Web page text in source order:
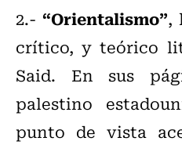
2.- “Orientalismo”,
crítico, y teórico
Said. En sus
palestino
punto de vista